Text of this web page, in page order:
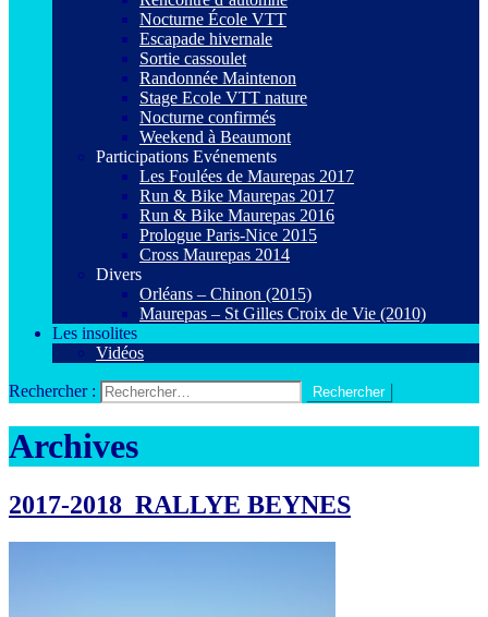
Nocturne École VTT
Escapade hivernale
Sortie cassoulet
Randonnée Maintenon
Stage Ecole VTT nature
Nocturne confirmés
Weekend à Beaumont
Participations Evénements
Les Foulées de Maurepas 2017
Run & Bike Maurepas 2017
Run & Bike Maurepas 2016
Prologue Paris-Nice 2015
Cross Maurepas 2014
Divers
Orléans – Chinon (2015)
Maurepas – St Gilles Croix de Vie (2010)
Les insolites
Vidéos
Rechercher :
Archives
2017-2018_RALLYE BEYNES